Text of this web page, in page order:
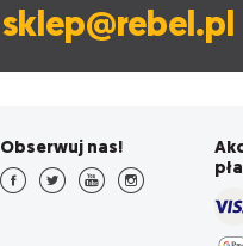
sklep@rebel.pl
Obserwuj nas!